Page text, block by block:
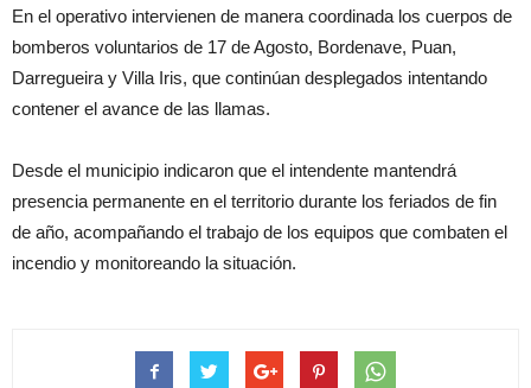
En el operativo intervienen de manera coordinada los cuerpos de
bomberos voluntarios de 17 de Agosto, Bordenave, Puan,
Darregueira y Villa Iris, que continúan desplegados intentando
contener el avance de las llamas.
Desde el municipio indicaron que el intendente mantendrá
presencia permanente en el territorio durante los feriados de fin
de año, acompañando el trabajo de los equipos que combaten el
incendio y monitoreando la situación.